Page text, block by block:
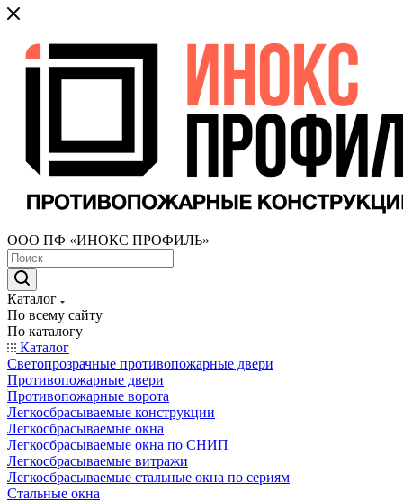
ООО ПФ «ИНОКС ПРОФИЛЬ»
Каталог
По всему сайту
По каталогу
Каталог
Светопрозрачные противопожарные двери
Противопожарные двери
Противопожарные ворота
Легкосбрасываемые конструкции
Легкосбрасываемые окна
Легкосбрасываемые окна по СНИП
Легкосбрасываемые витражи
Легкосбрасываемые стальные окна по сериям
Стальные окна